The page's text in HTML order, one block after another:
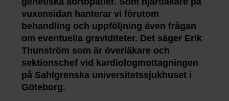
vuxensidan hanterar vi förutom
behandling och uppföljning även frågan
om eventuella graviditeter. Det säger Erik
Thunström som är överläkare och
sektionschef vid kardiologmottagningen
på Sahlgrenska universitetssjukhuset i
Göteborg.